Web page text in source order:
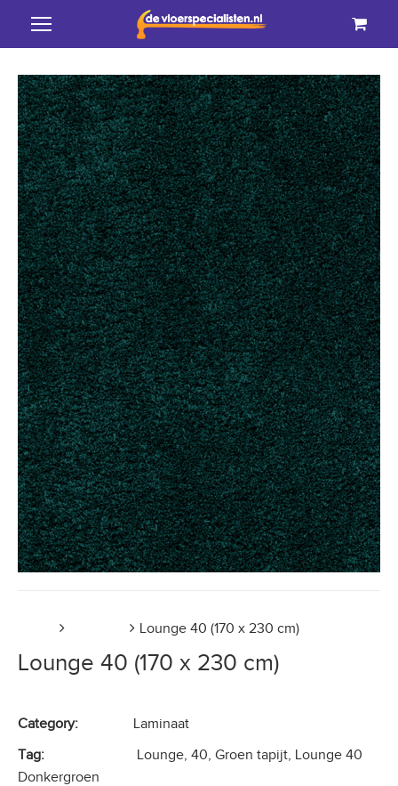
Lounge 40 (170 x 230 cm)
Lounge 40 (170 x 230 cm)
Category:
Laminaat
Tag:
Lounge, 40, Groen tapijt, Lounge 40
Donkergroen